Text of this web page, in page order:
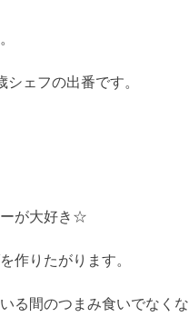
ェフの出番です。
ーが大好き☆
作りたがります。
る間のつまみ食いでなくな